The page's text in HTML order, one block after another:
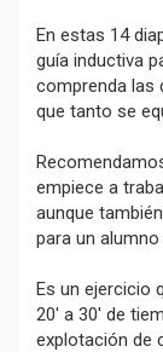
En estas 14
guía inductiva
comprenda las
que tanto se
empiece a
aunque
para un
Es un ejercicio
20' a 30' de
explotación de